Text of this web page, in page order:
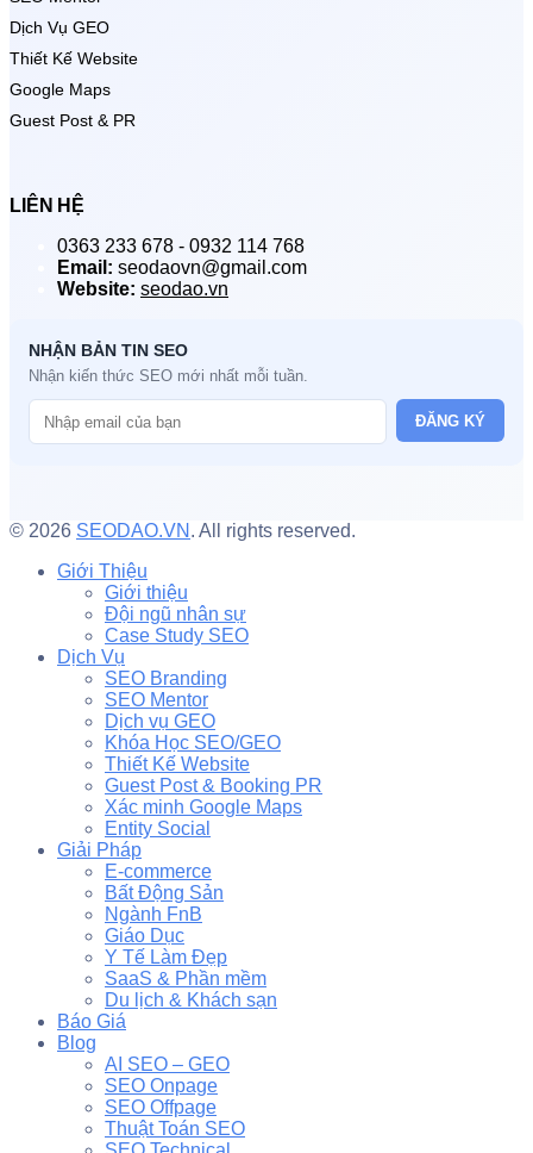
Dịch Vụ GEO
Thiết Kế Website
Google Maps
Guest Post & PR
LIÊN HỆ
0363 233 678 - 0932 114 768
Email: seodaovn@gmail.com
Website: seodao.vn
NHẬN BẢN TIN SEO
Nhận kiến thức SEO mới nhất mỗi tuần.
ĐĂNG KÝ
© 2026 SEODAO.VN . All rights reserved.
Giới Thiệu
Giới thiệu
Đội ngũ nhân sự
Case Study SEO
Dịch Vụ
SEO Branding
SEO Mentor
Dịch vụ GEO
Khóa Học SEO/GEO
Thiết Kế Website
Guest Post & Booking PR
Xác minh Google Maps
Entity Social
Giải Pháp
E-commerce
Bất Động Sản
Ngành FnB
Giáo Dục
Y Tế Làm Đẹp
SaaS & Phần mềm
Du lịch & Khách sạn
Báo Giá
Blog
AI SEO – GEO
SEO Onpage
SEO Offpage
Thuật Toán SEO